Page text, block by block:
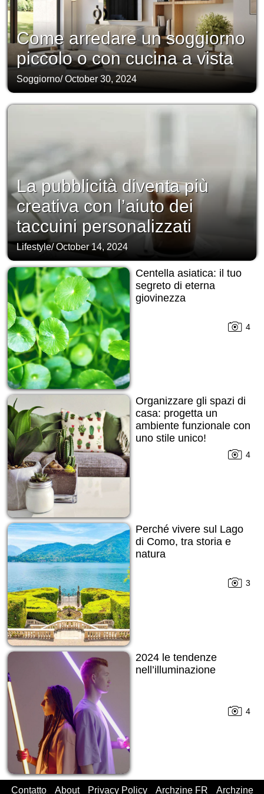
Come arredare un soggiorno
piccolo o con cucina a vista
Soggiorno/October 30, 2024
La pubblicità diventa più
creativa con l’aiuto dei
taccuini personalizzati
Lifestyle/October 14, 2024
Centella asiatica: il tuo
segreto di eterna
giovinezza
4
Organizzare gli spazi di
casa: progetta un
ambiente funzionale con
uno stile unico!
4
Perché vivere sul Lago
di Como, tra storia e
natura
3
2024 le tendenze
nell’illuminazione
4
Contatto About Privacy Policy Archzine FR Archzine